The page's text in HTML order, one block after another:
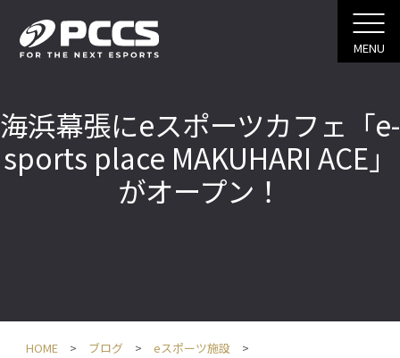
MENU
海浜幕張にeスポーツカフェ「e-
sports place MAKUHARI ACE」
がオープン！
HOME ブログ
eスポーツ施設